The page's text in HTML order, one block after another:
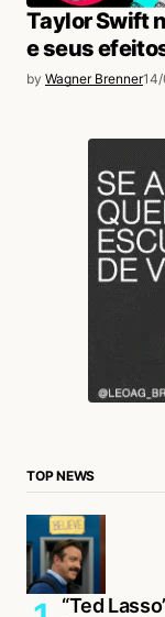
Taylor Swift
e seus
by Wagner Brenner
TOP NEWS
“Ted